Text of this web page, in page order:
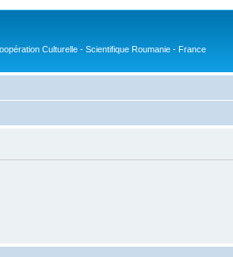
Culturelle - Scientifique Roumanie - France